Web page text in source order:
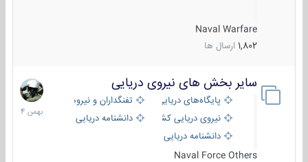
Naval Warfare
1,802 ارسال ها
سایر بخش های نیروی دریایی
پایگاه‌های دریایی
تفنگداران و نیروهای ویژه‌ی دریایی
نیروی دریایی کشورهای مختلفدانشنامه دریایی
دانشنامه دریایی کپی
Naval Force Others
22
بهمن
1404